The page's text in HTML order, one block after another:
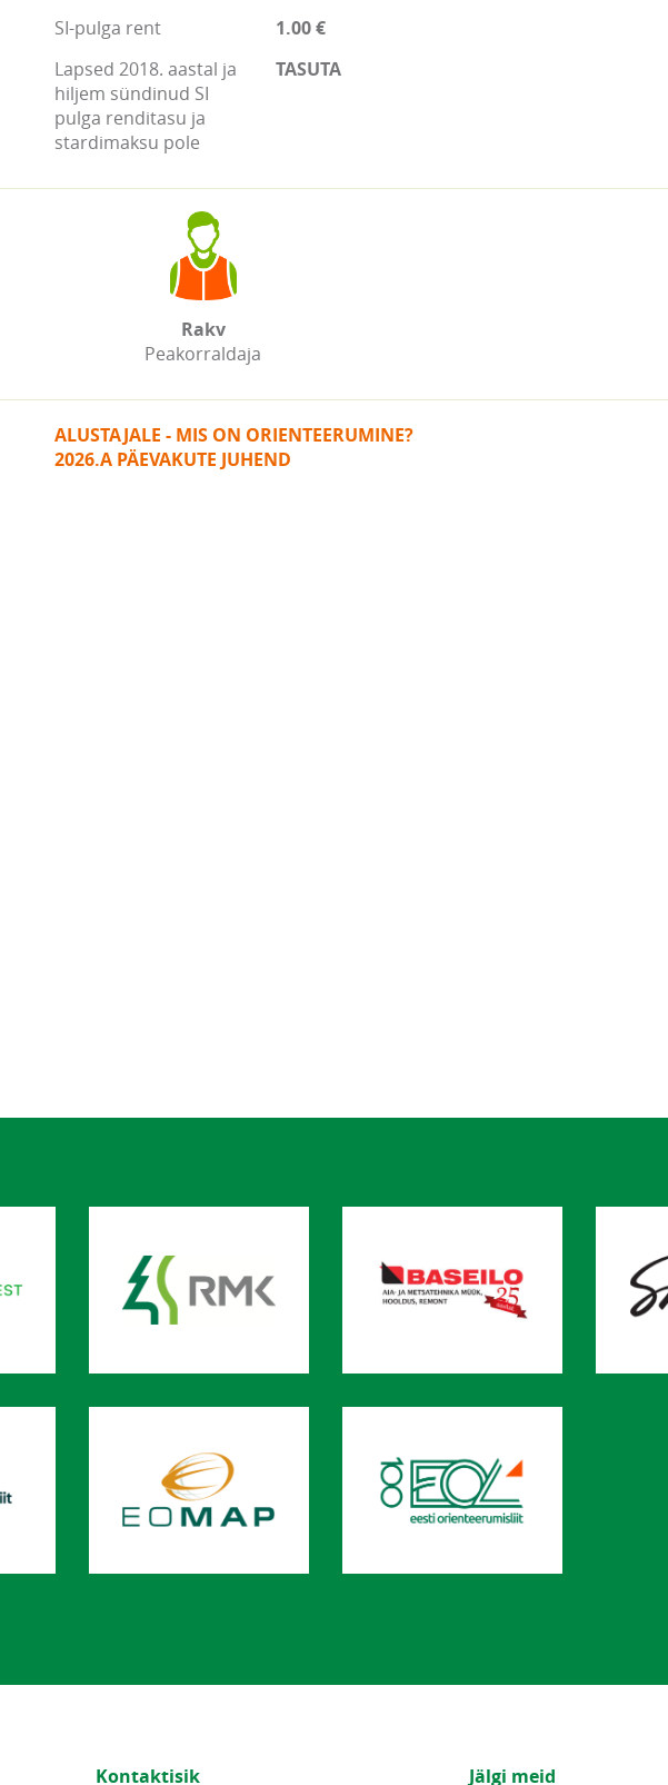
SI-pulga rent
1.00 €
Lapsed 2018. aastal ja
hiljem sündinud SI
pulga renditasu ja
stardimaksu pole
TASUTA
Rakv
Peakorraldaja
ALUSTAJALE - MIS ON ORIENTEERUMINE?
2026.A PÄEVAKUTE JUHEND
Kontaktisik Jälgi meid